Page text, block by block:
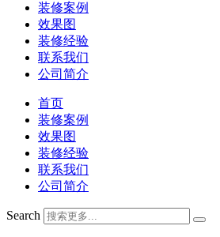
装修案例
效果图
装修经验
联系我们
公司简介
首页
装修案例
效果图
装修经验
联系我们
公司简介
Search